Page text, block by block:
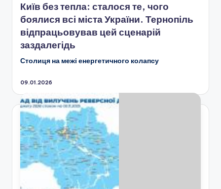
Київ без тепла: сталося те, чого
боялися всі міста України. Тернопіль
відпрацьовував цей сценарій
заздалегідь
Столиця на межі енергетичного колапсу
09.01.2026